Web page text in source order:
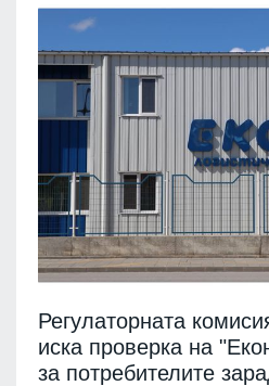
Регулаторната
иска проверка на
за потребителите